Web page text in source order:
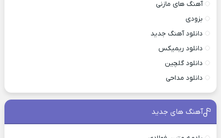
آهنگ های مازنی
بزودی
دانلود آهنگ جدید
دانلود ریمیکس
دانلود گلچین
دانلود مداحی
آهنگ های جدید